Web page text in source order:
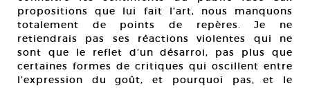
propositions que lui fait l’art, nous manquons
totalement de points de repères. Je ne
retiendrais pas ses réactions violentes qui ne
sont que le reflet d’un désarroi, pas plus que
certaines formes de critiques qui oscillent entre
l’expression du goût, et pourquoi pas, et le